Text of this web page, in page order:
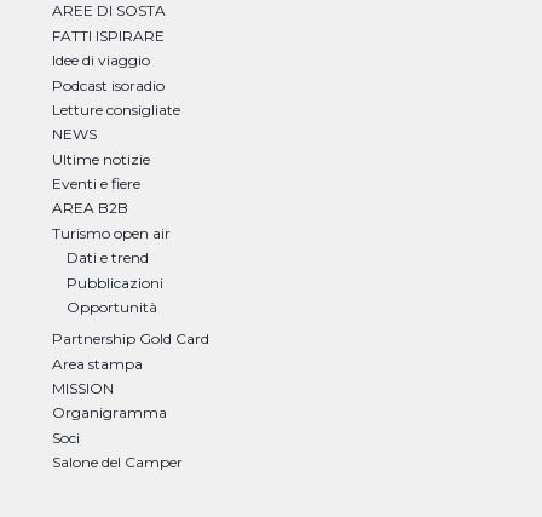
AREE DI SOSTA
FATTI ISPIRARE
Idee di viaggio
Podcast isoradio
Letture consigliate
NEWS
Ultime notizie
Eventi e fiere
AREA B2B
Turismo open air
Dati e trend
Pubblicazioni
Opportunità
Partnership Gold Card
Area stampa
MISSION
Organigramma
Soci
Salone del Camper